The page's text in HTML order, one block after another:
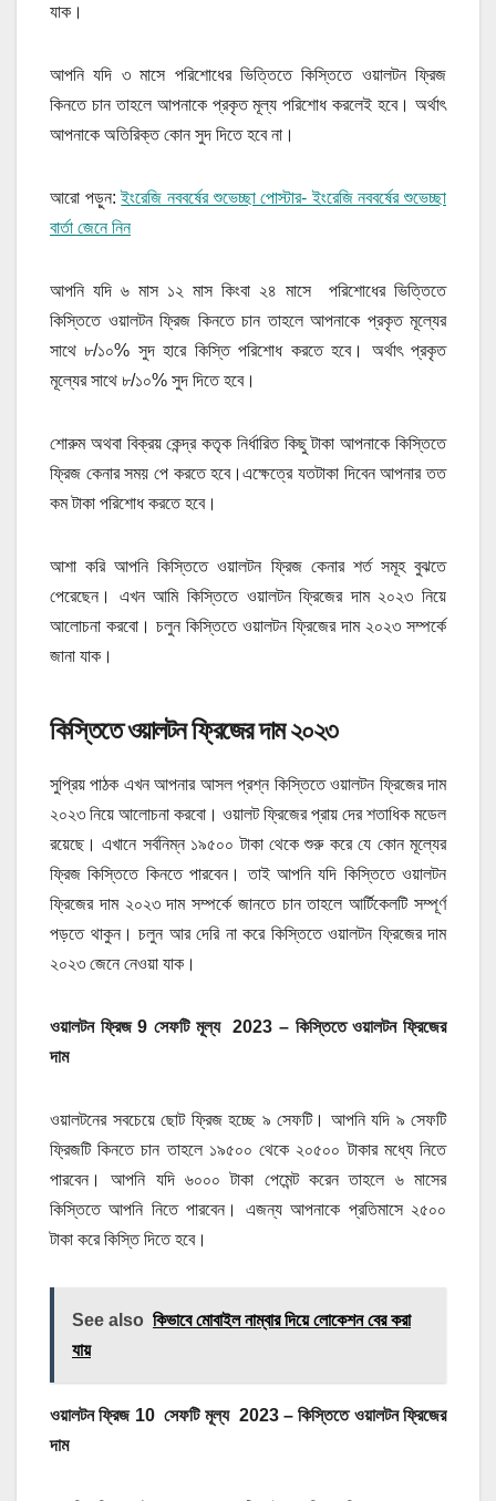
যাক।
আপনি যদি ৩ মাসে পরিশোধের ভিত্তিতে কিস্তিতে ওয়ালটন ফ্রিজ
কিনতে চান তাহলে আপনাকে প্রকৃত মূল্য পরিশোধ করলেই হবে। অর্থাৎ
আপনাকে অতিরিক্ত কোন সুদ দিতে হবে না।
আরো পড়ুন:ইংরেজি নববর্ষের শুভেচ্ছা পোস্টার- ইংরেজি নববর্ষের শুভেচ্ছা
বার্তা জেনে নিন
আপনি যদি ৬ মাস ১২ মাস কিংবা ২৪ মাসে পরিশোধের ভিত্তিতে
কিস্তিতে ওয়ালটন ফ্রিজ কিনতে চান তাহলে আপনাকে প্রকৃত মূল্যের
সাথে ৮/১০% সুদ হারে কিস্তি পরিশোধ করতে হবে। অর্থাৎ প্রকৃত
মূল্যের সাথে ৮/১০% সুদ দিতে হবে।
শোরুম অথবা বিক্রয় কেন্দ্র কতৃক নির্ধারিত কিছু টাকা আপনাকে কিস্তিতে
ফ্রিজ কেনার সময় পে করতে হবে।এক্ষেত্রে যতটাকা দিবেন আপনার তত
কম টাকা পরিশোধ করতে হবে।
আশা করি আপনি কিস্তিতে ওয়ালটন ফ্রিজ কেনার শর্ত সমূহ বুঝতে
পেরেছেন। এখন আমি কিস্তিতে ওয়ালটন ফ্রিজের দাম ২০২৩ নিয়ে
আলোচনা করবো। চলুন কিস্তিতে ওয়ালটন ফ্রিজের দাম ২০২৩ সম্পর্কে
জানা যাক।
কিস্তিতে ওয়ালটন ফ্রিজের দাম ২০২৩
সুপ্রিয় পাঠক এখন আপনার আসল প্রশ্ন কিস্তিতে ওয়ালটন ফ্রিজের দাম
২০২৩ নিয়ে আলোচনা করবো। ওয়ালট ফ্রিজের প্রায় দের শতাধিক মডেল
রয়েছে। এখানে সর্বনিম্ন ১৯৫০০ টাকা থেকে শুরু করে যে কোন মূল্যের
ফ্রিজ কিস্তিতে কিনতে পারবেন। তাই আপনি যদি কিস্তিতে ওয়ালটন
ফ্রিজের দাম ২০২৩ দাম সম্পর্কে জানতে চান তাহলে আর্টিকেলটি সম্পূর্ণ
পড়তে থাকুন। চলুন আর দেরি না করে কিস্তিতে ওয়ালটন ফ্রিজের দাম
২০২৩ জেনে নেওয়া যাক।
ওয়ালটন ফ্রিজ 9 সেফটি মূল্য 2023 – কিস্তিতে ওয়ালটন ফ্রিজের
দাম
ওয়ালটনের সবচেয়ে ছোট ফ্রিজ হচ্ছে ৯ সেফটি। আপনি যদি ৯ সেফটি
ফ্রিজটি কিনতে চান তাহলে ১৯৫০০ থেকে ২০৫০০ টাকার মধ্যে নিতে
পারবেন। আপনি যদি ৬০০০ টাকা পেমেন্ট করেন তাহলে ৬ মাসের
কিস্তিতে আপনি নিতে পারবেন। এজন্য আপনাকে প্রতিমাসে ২৫০০
টাকা করে কিস্তি দিতে হবে।
See also কিভাবে মোবাইল নাম্বার দিয়ে লোকেশন বের করা
যায়
ওয়ালটন ফ্রিজ 10 সেফটি মূল্য 2023 – কিস্তিতে ওয়ালটন ফ্রিজের
দাম